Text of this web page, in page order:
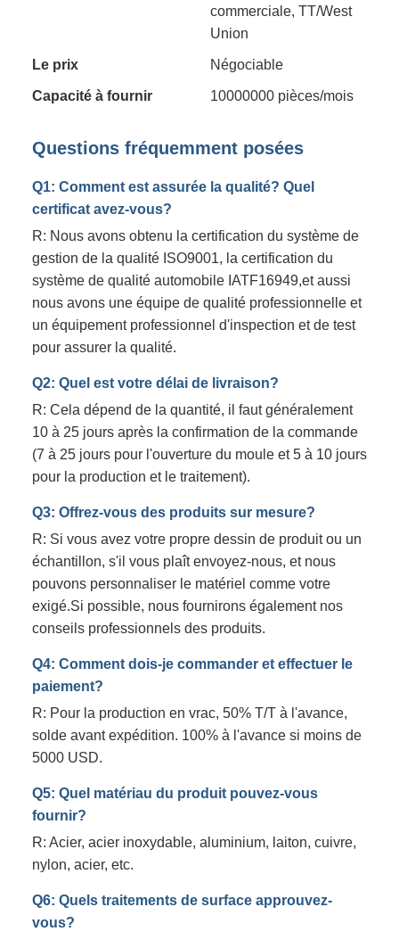
commerciale, TT/West
Union
Le prix
Négociable
Capacité à fournir
10000000 pièces/mois
Questions fréquemment posées
Q1: Comment est assurée la qualité? Quel
certificat avez-vous?
R: Nous avons obtenu la certification du système de
gestion de la qualité ISO9001, la certification du
système de qualité automobile IATF16949,et aussi
nous avons une équipe de qualité professionnelle et
un équipement professionnel d'inspection et de test
pour assurer la qualité.
Q2: Quel est votre délai de livraison?
R: Cela dépend de la quantité, il faut généralement
10 à 25 jours après la confirmation de la commande
(7 à 25 jours pour l'ouverture du moule et 5 à 10 jours
pour la production et le traitement).
Q3: Offrez-vous des produits sur mesure?
R: Si vous avez votre propre dessin de produit ou un
échantillon, s'il vous plaît envoyez-nous, et nous
pouvons personnaliser le matériel comme votre
exigé.Si possible, nous fournirons également nos
conseils professionnels des produits.
Q4: Comment dois-je commander et effectuer le
paiement?
R: Pour la production en vrac, 50% T/T à l'avance,
solde avant expédition. 100% à l'avance si moins de
5000 USD.
Q5: Quel matériau du produit pouvez-vous
fournir?
R: Acier, acier inoxydable, aluminium, laiton, cuivre,
nylon, acier, etc.
Q6: Quels traitements de surface approuvez-
vous?